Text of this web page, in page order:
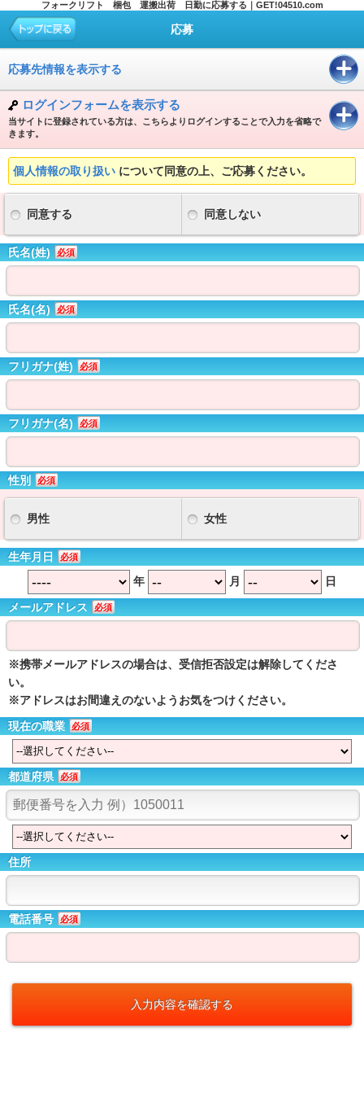
フォークリフト 梱包 運搬出荷 日勤に応募する｜GET!04510.com
応募
応募先情報を表示する
ログインフォームを表示する
当サイトに登録されている方は、こちらよりログインすることで入力を省略で
きます。
個人情報の取り扱い について同意の上、ご応募ください。
同意する 同意しない
氏名(姓) 必須
氏名(名) 必須
フリガナ(姓) 必須
フリガナ(名) 必須
性別 必須
男性 女性
生年月日 必須
年 月 日
メールアドレス 必須
※携帯メールアドレスの場合は、受信拒否設定は解除してくださ
い。
※アドレスはお間違えのないようお気をつけください。
現在の職業
必須
都道府県 必須
住所
電話番号 必須